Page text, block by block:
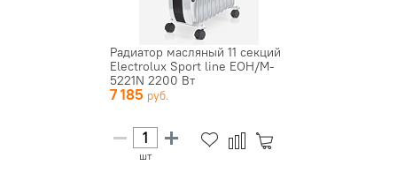
Радиатор масляный 11 секций
Electrolux Sport line EOH/M-
5221N 2200 Вт
7 185
шт